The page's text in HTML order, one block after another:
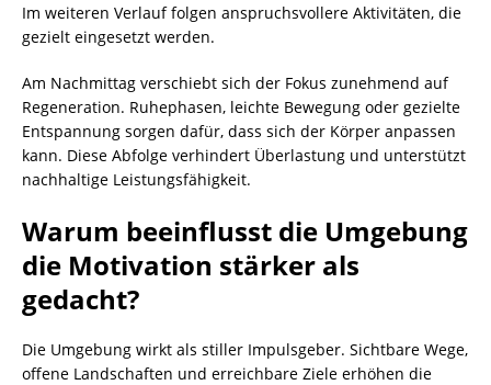
Im weiteren Verlauf folgen anspruchsvollere Aktivitäten, die
gezielt eingesetzt werden.
Am Nachmittag verschiebt sich der Fokus zunehmend auf
Regeneration. Ruhephasen, leichte Bewegung oder gezielte
Entspannung sorgen dafür, dass sich der Körper anpassen
kann. Diese Abfolge verhindert Überlastung und unterstützt
nachhaltige Leistungsfähigkeit.
Warum beeinflusst die Umgebung
die Motivation stärker als
gedacht?
Die Umgebung wirkt als stiller Impulsgeber. Sichtbare Wege,
offene Landschaften und erreichbare Ziele erhöhen die